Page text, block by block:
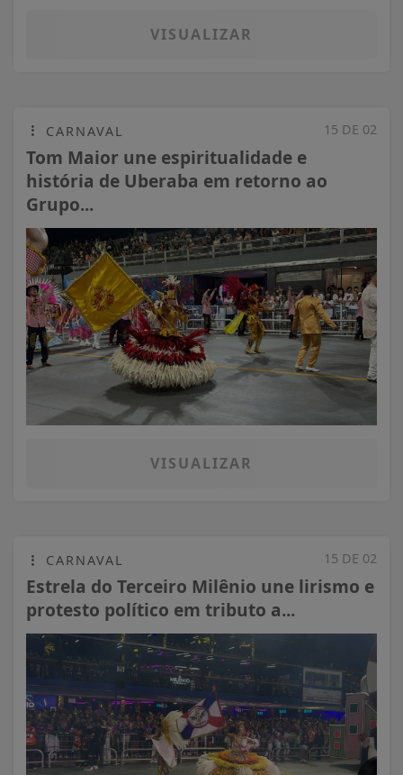
VISUALIZAR
15 DE 02
CARNAVAL
Tom Maior une espiritualidade e
história de Uberaba em retorno ao
Grupo...
VISUALIZAR
15 DE 02
CARNAVAL
Estrela do Terceiro Milênio une lirismo e
protesto político em tributo a...